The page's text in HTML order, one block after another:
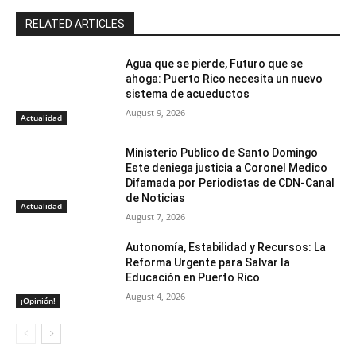
RELATED ARTICLES
Actualidad
Agua que se pierde, Futuro que se
ahoga: Puerto Rico necesita un nuevo
sistema de acueductos
August 9, 2026
Actualidad
Ministerio Publico de Santo Domingo
Este deniega justicia a Coronel Medico
Difamada por Periodistas de CDN-Canal
de Noticias
August 7, 2026
¡Opinión!
Autonomía, Estabilidad y Recursos: La
Reforma Urgente para Salvar la
Educación en Puerto Rico
August 4, 2026